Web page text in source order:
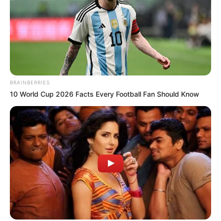
El ente distrital a su vez,defendió el fallo indicando
BRAINBERRIES
10 World Cup 2026 Facts Every Football Fan Should Know